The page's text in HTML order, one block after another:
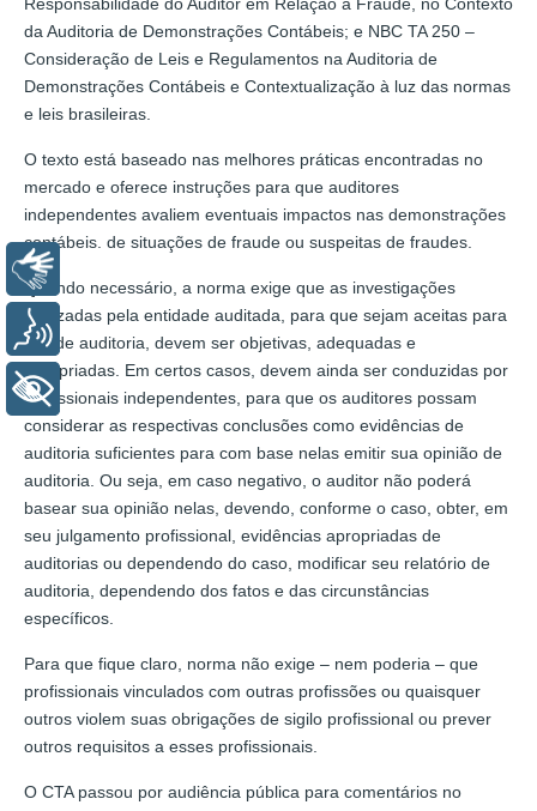
da Auditoria de Demonstrações Contábeis; e NBC TA 250 –
Consideração de Leis e Regulamentos na Auditoria de
Demonstrações Contábeis e Contextualização à luz das normas
e leis brasileiras.
O texto está baseado nas melhores práticas encontradas no
mercado e oferece instruções para que auditores
independentes avaliem eventuais impactos nas demonstrações
contábeis. de situações de fraude ou suspeitas de fraudes.
Quando necessário, a norma exige que as investigações
realizadas pela entidade auditada, para que sejam aceitas para
fins de auditoria, devem ser objetivas, adequadas e
apropriadas. Em certos casos, devem ainda ser conduzidas por
profissionais independentes, para que os auditores possam
considerar as respectivas conclusões como evidências de
auditoria suficientes para com base nelas emitir sua opinião de
auditoria. Ou seja, em caso negativo, o auditor não poderá
basear sua opinião nelas, devendo, conforme o caso, obter, em
seu julgamento profissional, evidências apropriadas de
auditorias ou dependendo do caso, modificar seu relatório de
auditoria, dependendo dos fatos e das circunstâncias
específicos.
Para que fique claro, norma não exige – nem poderia – que
profissionais vinculados com outras profissões ou quaisquer
outros violem suas obrigações de sigilo profissional ou prever
outros requisitos a esses profissionais.
O CTA passou por audiência pública para comentários no
Voz
+ Acessibilidade